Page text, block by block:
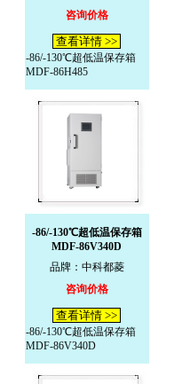
咨询价格
查看详情 >>
-86/-130℃超低温保存箱
MDF-86H485
-86/-130℃超低温保存箱
MDF-86V340D
品牌：中科都菱
咨询价格
查看详情 >>
-86/-130℃超低温保存箱
MDF-86V340D